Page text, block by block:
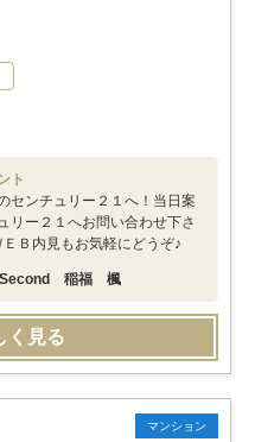
ト
センチュリー２１へ！当日案
リー２１へお問い合わせ下さ
Ｂ内見もお気軽にどうぞ♪
稲福 楓
く見る
マンション